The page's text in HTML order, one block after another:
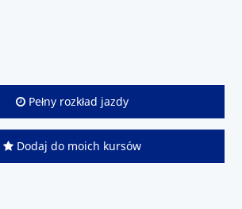
Pełny rozkład jazdy
Dodaj do moich kursów